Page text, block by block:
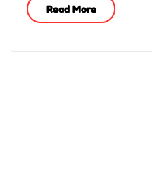
Read More